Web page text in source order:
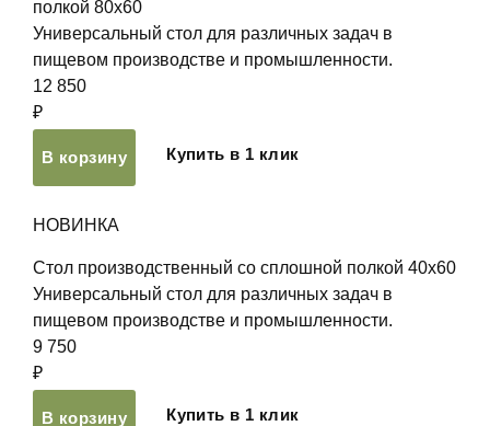
полкой 80х60
Универсальный стол для различных задач в
пищевом производстве и промышленности.
12 850
₽
В корзину Купить в 1 клик
НОВИНКА
Стол производственный со сплошной полкой 40х60
Универсальный стол для различных задач в
пищевом производстве и промышленности.
9 750
₽
В корзину Купить в 1 клик